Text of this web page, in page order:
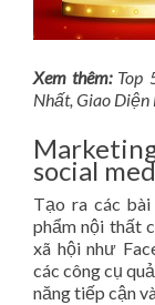
Xem thêm: Top
Nhất, Giao Diện
social
Tạo ra các bài
phẩm nội thất
xã hội như
các công cụ
năng tiếp cận